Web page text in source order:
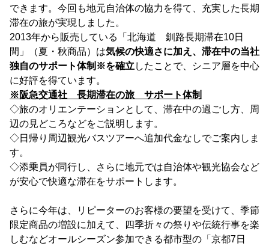
できます。今回も地元自治体の協力を得て、充実した長期
滞在の旅が実現しました。
2013年から販売している「北海道 釧路長期滞在10日
間」（夏・秋商品）は気候の快適さに加え、滞在中の当社
独自のサポート体制※を確立 したことで、シニア層を中心
に好評を得ています。
※阪急交通社 長期滞在の旅 サポート体制
◇旅のオリエンテーションとして、滞在中の過ごし方、周
辺の見どころなどをご説明します。
◇日帰り周辺観光バスツアーへ追加代金なしでご案内しま
す。
◇添乗員が同行し、さらに地元では自治体や観光協会など
が安心で快適な滞在をサポートします。
さらに今年は、リピーターのお客様の要望を受けて、季節
限定商品の増設に加えて、四季折々の祭りや伝統行事を楽
しむなどオールシーズン参加できる都市型の「京都7日